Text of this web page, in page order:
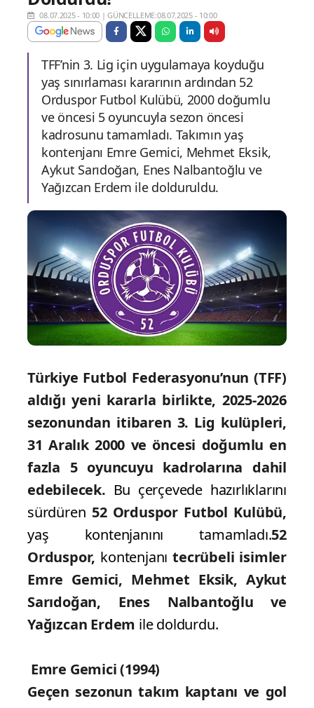
08.07.2025 - 10:00 |GÜNCELLEME:08.07.2025 - 10:00
TFF’nin 3. Lig için uygulamaya koyduğu
yaş sınırlaması kararının ardından 52
Orduspor Futbol Kulübü, 2000 doğumlu
ve öncesi 5 oyuncuyla sezon öncesi
kadrosunu tamamladı. Takımın yaş
kontenjanı Emre Gemici, Mehmet Eksik,
Aykut Sarıdoğan, Enes Nalbantoğlu ve
Yağızcan Erdem ile dolduruldu.
Türkiye Futbol Federasyonu’nun (TFF)
aldığı yeni kararla birlikte, 2025-2026
sezonundan itibaren 3. Lig kulüpleri,
31 Aralık 2000 ve öncesi doğumlu en
fazla 5 oyuncuyu kadrolarına dahil
edebilecek. Bu çerçevede hazırlıklarını
sürdüren 52 Orduspor Futbol Kulübü,
yaş kontenjanını tamamladı.52
Orduspor, kontenjanıtecrübeli isimler
Emre Gemici, Mehmet Eksik, Aykut
Sarıdoğan, Enes Nalbantoğlu ve
Yağızcan Erdem ile doldurdu.
Emre Gemici (1994)
Geçen sezonun takım kaptanı ve gol